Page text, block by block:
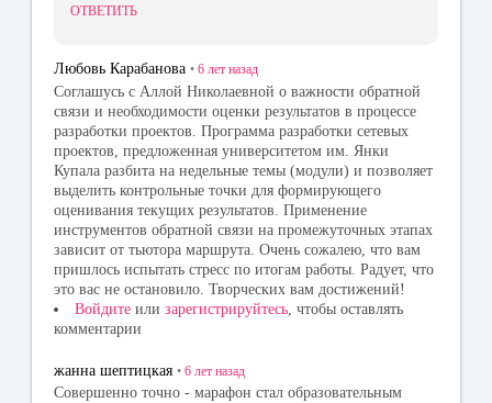
ОТВЕТИТЬ
Любовь Карабанова • 6 лет назад
Соглашусь с Аллой Николаевной о важности обратной
связи и необходимости оценки результатов в процессе
разработки проектов. Программа разработки сетевых
проектов, предложенная университетом им. Янки
Купала разбита на недельные темы (модули) и позволяет
выделить контрольные точки для формирующего
оценивания текущих результатов. Применение
инструментов обратной связи на промежуточных этапах
зависит от тьютора маршрута. Очень сожалею, что вам
пришлось испытать стресс по итогам работы. Радует, что
это вас не остановило. Творческих вам достижений!
Войдите или зарегистрируйтесь , чтобы оставлять
комментарии
жанна шептицкая • 6 лет назад
Совершенно точно - марафон стал образовательным